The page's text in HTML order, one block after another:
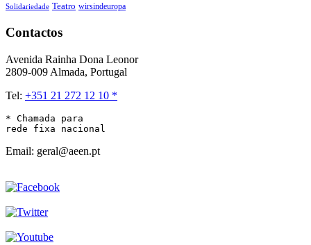
Solidariedade Teatro wirsindeuropa
Contactos
Avenida Rainha Dona Leonor
2809-009 Almada, Portugal
Tel: +351 21 272 12 10 *
* Chamada para
rede fixa nacional
Email: geral@aeen.pt